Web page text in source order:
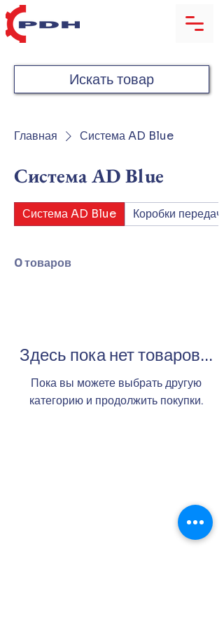
Искать товар
Главная Система AD Blue
Система AD Blue
Система AD Blue Коробки передач
0 товаров
Здесь пока нет товаров...
Пока вы можете выбрать другую
категорию и продолжить покупки.